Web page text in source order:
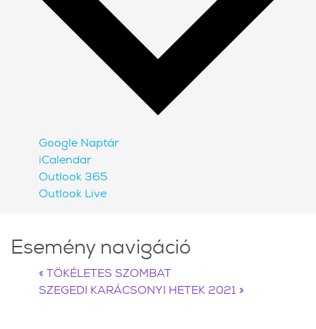
Google Naptár
iCalendar
Outlook 365
Outlook Live
Esemény navigáció
« TÖKÉLETES SZOMBAT
SZEGEDI KARÁCSONYI HETEK 2021 »